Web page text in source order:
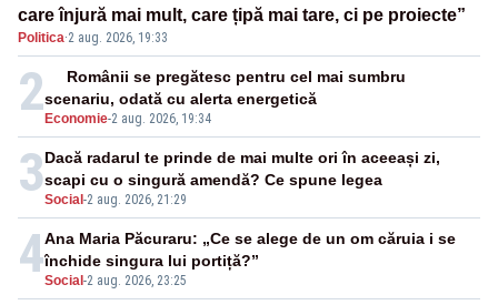
care înjură mai mult, care țipă mai tare, ci pe proiecte”
Politica·2 aug. 2026, 19:33
2 Economie-2 aug. 2026, 19:34
Românii se pregătesc pentru cel mai sumbru
scenariu, odată cu alerta energetică
3Social -2 aug. 2026, 21:29
Dacă radarul te prinde de mai multe ori în aceeași zi,
scapi cu o singură amendă? Ce spune legea
4Social -2 aug. 2026, 23:25
Ana Maria Păcuraru: „Ce se alege de un om căruia i se
închide singura lui portiță?”